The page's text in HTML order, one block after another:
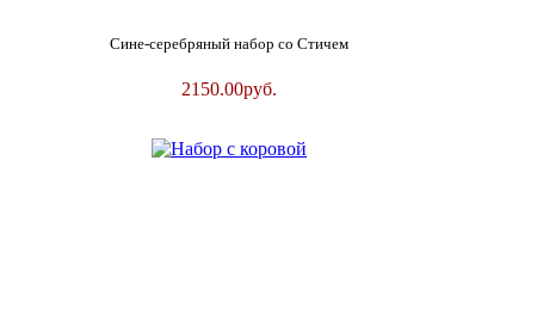
Сине-серебряный набор со Стичем
2150.00руб.